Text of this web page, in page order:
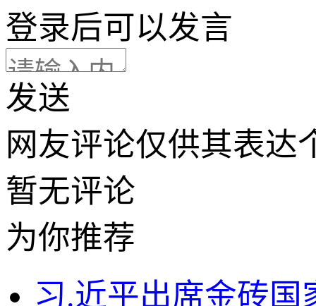
登录后可以发言
发送
网友评论仅供其表达
暂无评论
为你推荐
习.近平出席金砖